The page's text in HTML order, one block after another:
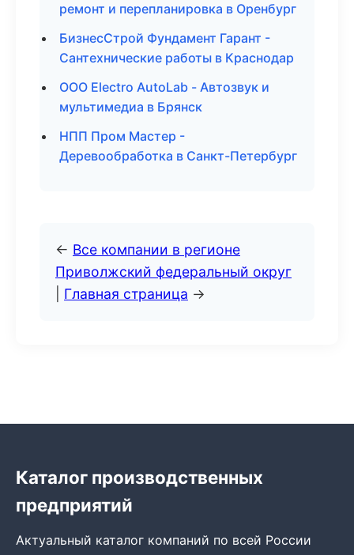
ремонт и перепланировка в Оренбург
БизнесСтрой Фундамент Гарант -
Сантехнические работы в Краснодар
ООО Electro AutoLab - Автозвук и
мультимедиа в Брянск
НПП Пром Мастер -
Деревообработка в Санкт-Петербург
← Все компании в регионе
Приволжский федеральный округ
Главная страница →
Каталог производственных
предприятий
Актуальный каталог компаний по всей России